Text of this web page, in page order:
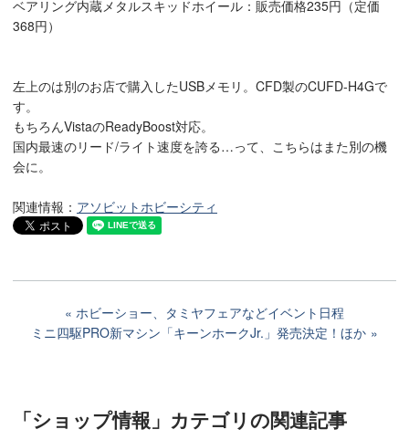
ベアリング内蔵メタルスキッドホイール：販売価格235円（定価
368円）
左上のは別のお店で購入したUSBメモリ。CFD製のCUFD-H4Gで
す。
もちろんVistaのReadyBoost対応。
国内最速のリード/ライト速度を誇る…って、こちらはまた別の機
会に。
関連情報： アソビットホビーシティ
ホビーショー、タミヤフェアなどイベント日程
ミニ四駆PRO新マシン「キーンホークJr.」発売決定！ほか
「ショップ情報」カテゴリの関連記事